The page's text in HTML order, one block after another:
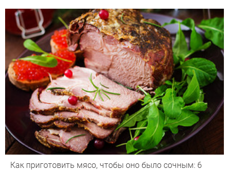
Как приготовить мясо, чтобы оно было сочным: 6